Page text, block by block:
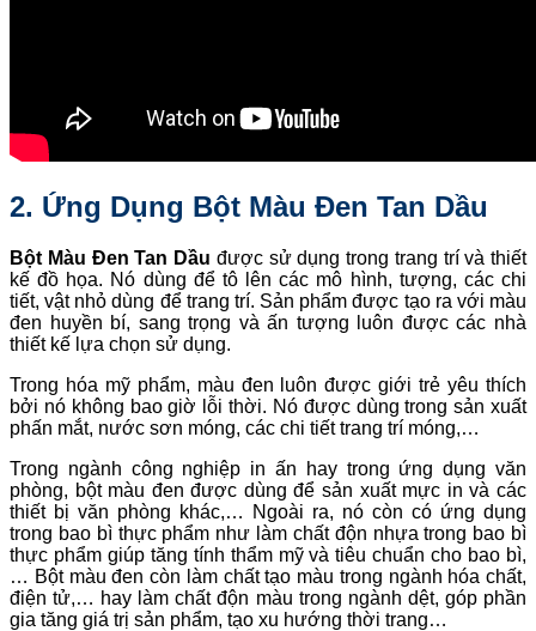
2. Ứng Dụng Bột Màu Đen Tan Dầu
Bột Màu Đen Tan Dầu được sử dụng trong trang trí và thiết
kế đồ họa. Nó dùng để tô lên các mô hình, tượng, các chi
tiết, vật nhỏ dùng để trang trí. Sản phẩm được tạo ra với màu
đen huyền bí, sang trọng và ấn tượng luôn được các nhà
thiết kế lựa chọn sử dụng.
Trong hóa mỹ phẩm, màu đen luôn được giới trẻ yêu thích
bởi nó không bao giờ lỗi thời. Nó được dùng trong sản xuất
phấn mắt, nước sơn móng, các chi tiết trang trí móng,…
Trong ngành công nghiệp in ấn hay trong ứng dụng văn
phòng, bột màu đen được dùng để sản xuất mực in và các
thiết bị văn phòng khác,… Ngoài ra, nó còn có ứng dụng
trong bao bì thực phẩm như làm chất độn nhựa trong bao bì
thực phẩm giúp tăng tính thẩm mỹ và tiêu chuẩn cho bao bì,
… Bột màu đen còn làm chất tạo màu trong ngành hóa chất,
điện tử,… hay làm chất độn màu trong ngành dệt, góp phần
gia tăng giá trị sản phẩm, tạo xu hướng thời trang…